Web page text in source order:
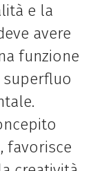
e la
avere
funzione
superfluo
favorisce